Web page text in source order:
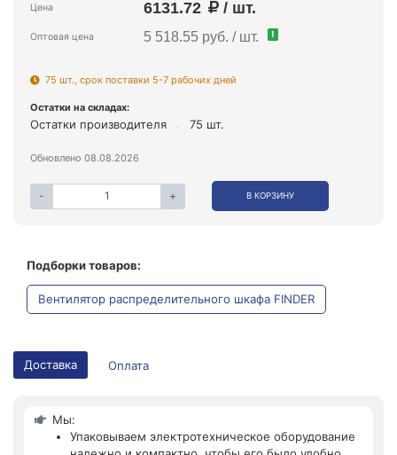
Цена 6131.72 / шт.
Оптовая цена 5 518.55 руб. / шт. !
75 шт., срок поставки 5-7 рабочих дней
Остатки на складах:
Остатки производителя 75 шт.
Обновлено 08.08.2026
- + В КОРЗИНУ
Подборки товаров:
Вентилятор распределительного шкафа FINDER
Доставка Оплата
Мы:
Упаковываем электротехническое оборудование